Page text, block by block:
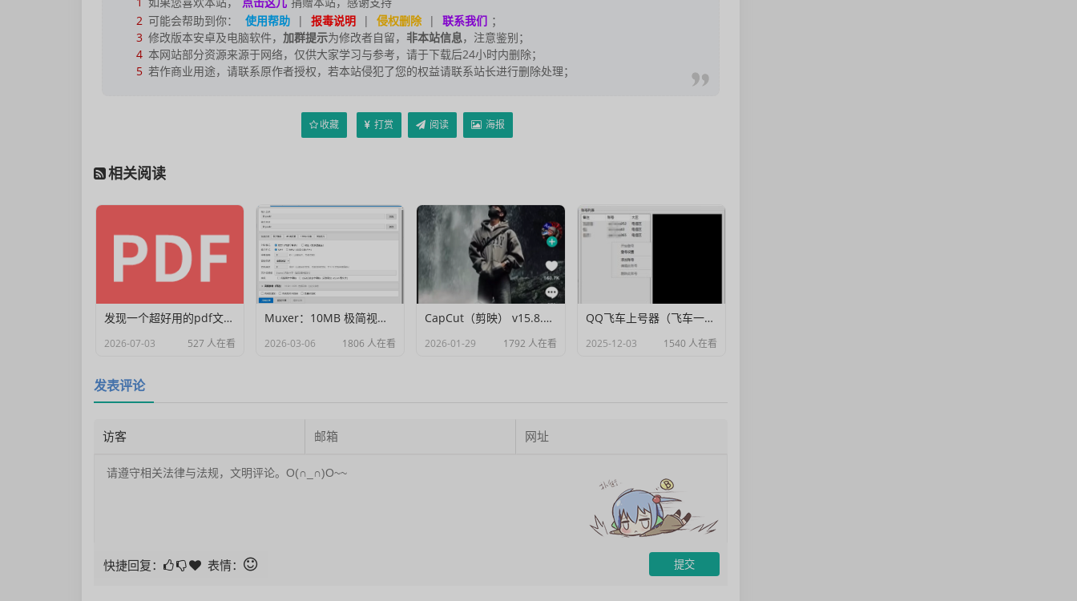
2 可能会帮助到你： 使用帮助 | 报毒说明 | 侵权删除 | 联系我们 ；
3 修改版本安卓及电脑软件， 加群提示为修改者自留， 非本站信息，注意鉴别；
4 本网站部分资源来源于网络，仅供大家学习与参考，请于下载后24小时内删除；
5 若作商业用途，请联系原作者授权，若本站侵犯了您的权益请联系站长进行删除处理；
收藏 打赏 阅读 海报
相关阅读
发现一个超好用的pdf文档编辑器
2026-07-03 527 人在看
Muxer：10MB 极简视频字幕批量封装工具 (单文件/绿色版)
2026-03-06 1806 人在看
CapCut（剪映） v15.8.0 国际高级会员解锁破解版
2026-01-29 1792 人在看
QQ飞车上号器（飞车一键登号器）V1.0
2025-12-03 1540 人在看
发表评论
快捷回复： 表情：